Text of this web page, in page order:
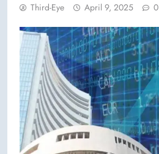
Third-Eye April 9, 2025 0